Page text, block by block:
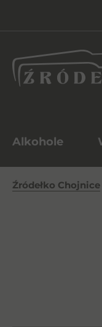
Alkohole
Źródełko Chojnice